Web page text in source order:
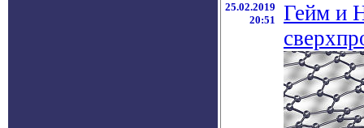
25.02.2019
20:51
Гейм и